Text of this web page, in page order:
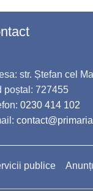
str. Ștefan cel
poștal: 727455
0230 414 102
publice